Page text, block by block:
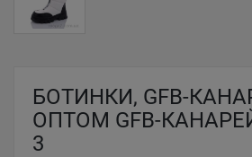
БОТИНКИ, GFB-
ОПТОМ GFB-
3